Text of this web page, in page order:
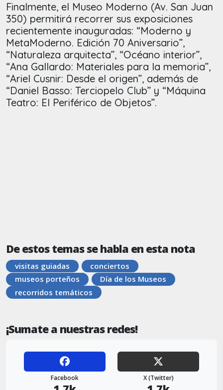
Finalmente, el Museo Moderno (Av. San Juan
350) permitirá recorrer sus exposiciones
recientemente inauguradas: “Moderno y
MetaModerno. Edición 70 Aniversario”,
“Naturaleza arquitecta”, “Océano interior”,
“Ana Gallardo: Materiales para la memoria”,
“Ariel Cusnir: Desde el origen”, además de
“Daniel Basso: Terciopelo Club” y “Máquina
Teatro: El Periférico de Objetos”.
De estos temas se habla en esta nota
visitas guiadas
conciertos
museos porteños
Día de los Museos
recorridos temáticos
¡Sumate a nuestras redes!
Facebook X (Twitter)